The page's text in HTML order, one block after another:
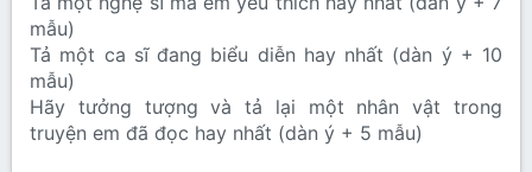
mẫu)
Tả một ca sĩ đang biểu diễn hay nhất (dàn ý + 10
mẫu)
Hãy tưởng tượng và tả lại một nhân vật trong
truyện em đã đọc hay nhất (dàn ý + 5 mẫu)